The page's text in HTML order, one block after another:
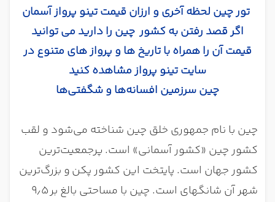
تور چین لحظه آخری و ارزان قیمت تینو پرواز آسمان
اگر قصد رفتن به کشور چین را دارید می توانید
قیمت آن را همراه با تاریخ ها و پرواز های متنوع در
سایت تینو پرواز مشاهده کنید
چین سرزمین افسانه‌ها و شگفتی‌ها
چین با نام جمهوری خلق چین شناخته می‌شود و لقب
کشور چین «کشور آسمانی» است. پرجمعیت‌ترین
کشور جهان است. پایتخت این کشور پکنو بزرگ‌ترین
شهر آن شانگهای است. چین با مساحتی بالغ بر۹٫5